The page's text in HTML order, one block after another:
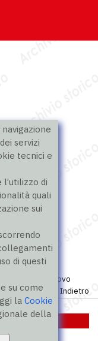
servizi
tecnici e
di
quali
sui
di questi
su come
laCookie
della
» Nuovo
Indietro